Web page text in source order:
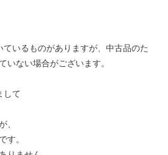
いるものがありますが、中古品のた
いない場合がございます。
して
、
。